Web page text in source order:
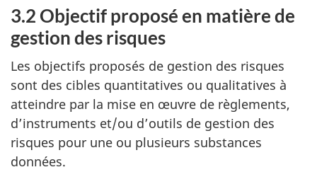
3.2 Objectif proposé en matière de
gestion des risques
Les objectifs proposés de gestion des risques
sont des cibles quantitatives ou qualitatives à
atteindre par la mise en œuvre de règlements,
d’instruments et/ou d’outils de gestion des
risques pour une ou plusieurs substances
données.